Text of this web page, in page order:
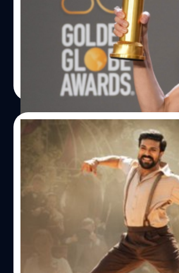
เชื่อเลยว่าหลายคนที่ได้ดู Everything
Once (หรือในชื่อไทย ซือเจ๊ทะลุมัลติเวิร์
แน่นอนว่า นี่คือบทบาทที่ดีที่สุดในชีวิตก
โหย่ว (Michelle Yeoh) อย่างแท้จริง ทั้ง
ต่าง ๆ และได้รับรางวัลลูกโลกทองคำม
แล้วว่าหนังเรื่องนี้ได้กลายเป็นอีกหนึ่งห
พีรพล สดทรัพย์| 1304 days ago
Read More
11/01/2023
‘RRR’ คว้ารางวัลสาขาเพล
ในงานลูกโลกทองคำ 2023
‘RRR’ คว้ารางวัลสาขาเพลงต้นฉบับยอ
คว้ารางวัลภาพยนตร์ยอดเยี่ยมที่ไม่ใช่ภ
Golden Globe Awards
อารยา เชิงสุขศิริกุล | 1304 days ago